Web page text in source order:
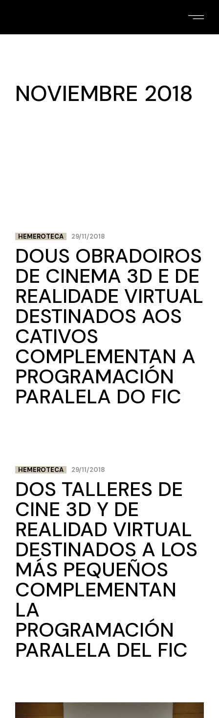
NOVIEMBRE 2018
HEMEROTECA 29/11/2018
DOUS OBRADOIROS
DE CINEMA 3D E DE
REALIDADE VIRTUAL
DESTINADOS AOS
CATIVOS
COMPLEMENTAN A
PROGRAMACIÓN
PARALELA DO FIC
HEMEROTECA 29/11/2018
DOS TALLERES DE
CINE 3D Y DE
REALIDAD VIRTUAL
DESTINADOS A LOS
MÁS PEQUEÑOS
COMPLEMENTAN
LA
PROGRAMACIÓN
PARALELA DEL FIC